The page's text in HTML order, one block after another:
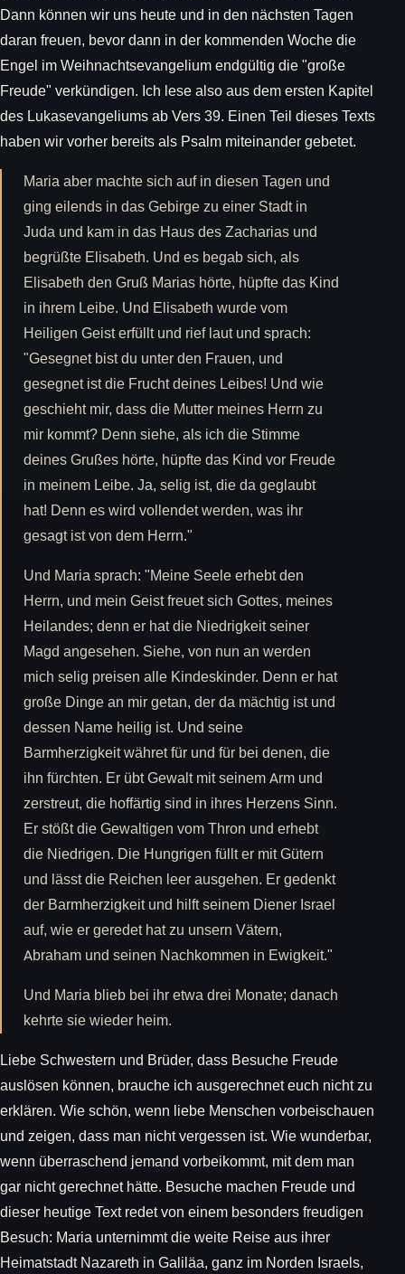
Dann können wir uns heute und in den nächsten Tagen
daran freuen, bevor dann in der kommenden Woche die
Engel im Weihnachtsevangelium endgültig die "große
Freude" verkündigen. Ich lese also aus dem ersten Kapitel
des Lukasevangeliums ab Vers 39. Einen Teil dieses Texts
haben wir vorher bereits als Psalm miteinander gebetet.
Maria aber machte sich auf in diesen Tagen und
ging eilends in das Gebirge zu einer Stadt in
Juda und kam in das Haus des Zacharias und
begrüßte Elisabeth. Und es begab sich, als
Elisabeth den Gruß Marias hörte, hüpfte das Kind
in ihrem Leibe. Und Elisabeth wurde vom
Heiligen Geist erfüllt und rief laut und sprach:
"Gesegnet bist du unter den Frauen, und
gesegnet ist die Frucht deines Leibes! Und wie
geschieht mir, dass die Mutter meines Herrn zu
mir kommt? Denn siehe, als ich die Stimme
deines Grußes hörte, hüpfte das Kind vor Freude
in meinem Leibe. Ja, selig ist, die da geglaubt
hat! Denn es wird vollendet werden, was ihr
gesagt ist von dem Herrn."
Und Maria sprach: "Meine Seele erhebt den
Herrn, und mein Geist freuet sich Gottes, meines
Heilandes; denn er hat die Niedrigkeit seiner
Magd angesehen. Siehe, von nun an werden
mich selig preisen alle Kindeskinder. Denn er hat
große Dinge an mir getan, der da mächtig ist und
dessen Name heilig ist. Und seine
Barmherzigkeit währet für und für bei denen, die
ihn fürchten. Er übt Gewalt mit seinem Arm und
zerstreut, die hoffärtig sind in ihres Herzens Sinn.
Er stößt die Gewaltigen vom Thron und erhebt
die Niedrigen. Die Hungrigen füllt er mit Gütern
und lässt die Reichen leer ausgehen. Er gedenkt
der Barmherzigkeit und hilft seinem Diener Israel
auf, wie er geredet hat zu unsern Vätern,
Abraham und seinen Nachkommen in Ewigkeit."
Und Maria blieb bei ihr etwa drei Monate; danach
kehrte sie wieder heim.
Liebe Schwestern und Brüder, dass Besuche Freude
auslösen können, brauche ich ausgerechnet euch nicht zu
erklären. Wie schön, wenn liebe Menschen vorbeischauen
und zeigen, dass man nicht vergessen ist. Wie wunderbar,
wenn überraschend jemand vorbeikommt, mit dem man
gar nicht gerechnet hätte. Besuche machen Freude und
dieser heutige Text redet von einem besonders freudigen
Besuch: Maria unternimmt die weite Reise aus ihrer
Heimatstadt Nazareth in Galiläa, ganz im Norden Israels,